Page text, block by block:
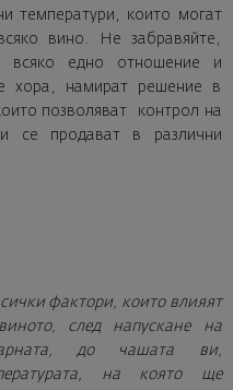
температури, които могат
вино. Не забравяйте,
всяко едно отношение и
хора, намират решение в
позволяват контрол на
се продават в различни
фактори, които влияят
след напускане на
до чашата ви,
на която ще